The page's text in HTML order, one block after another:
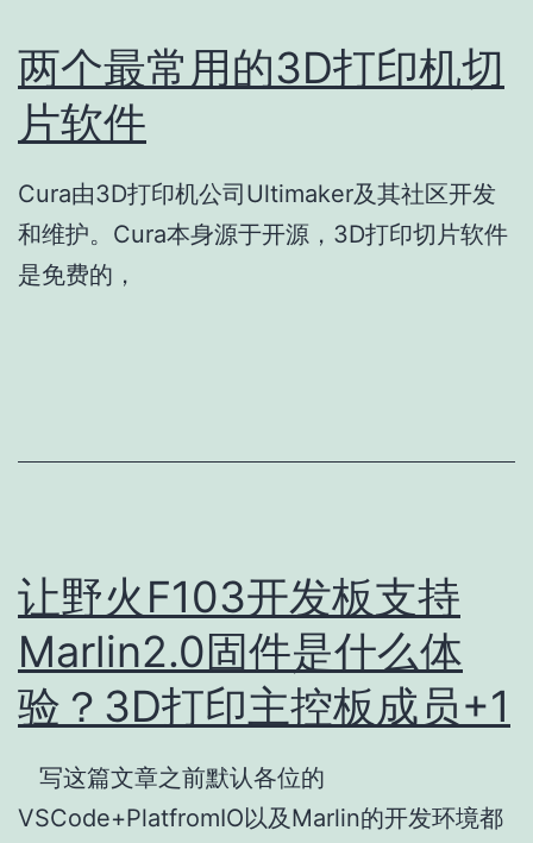
两个最常用的3D打印机切
片软件
Cura由3D打印机公司Ultimaker及其社区开发
和维护。Cura本身源于开源，3D打印切片软件
是免费的，
让野火F103开发板支持
Marlin2.0固件是什么体
验？3D打印主控板成员+1
写这篇文章之前默认各位的
VSCode+PlatfromIO以及Marlin的开发环境都